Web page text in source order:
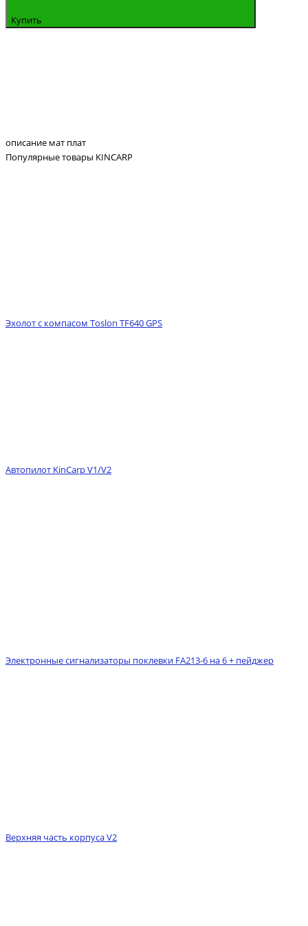
Купить
описание мат плат
Популярные товары KINCARP
Эхолот с компасом Toslon TF640 GPS
Автопилот KinCarp V1/V2
Электронные сигнализаторы поклевки FA213-6 на 6 + пейджер
Верхняя часть корпуса V2